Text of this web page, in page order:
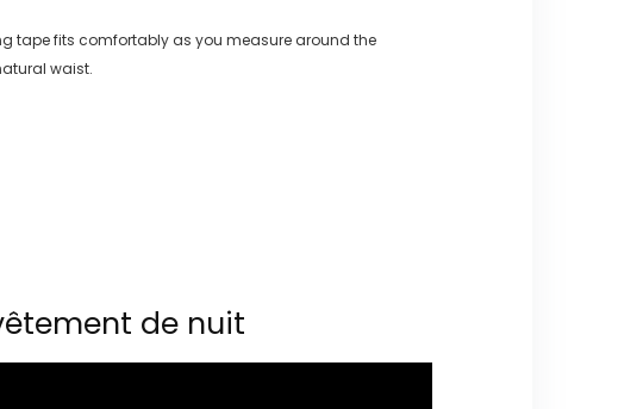
tape fits comfortably as you measure around the
waist.
de nuit